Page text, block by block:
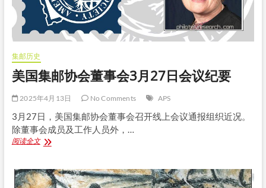
前
报
审
7
月
日
前
报
展
品
集邮历史
美国集邮协会董事会3月27日会议纪要
2025年4月13日 No Comments APS
3月27日，美国集邮协会董事会召开线上会议通报组织近况。
除董事会成员及工作人员外，…
阅读全文美
邮
协